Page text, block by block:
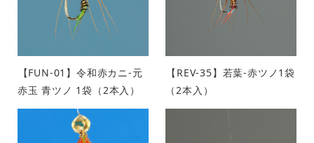
【FUN-01】令和赤カニ-元
赤玉 青ツノ 1袋（2本入）
【REV-35】若葉-赤ツノ1袋
（2本入）